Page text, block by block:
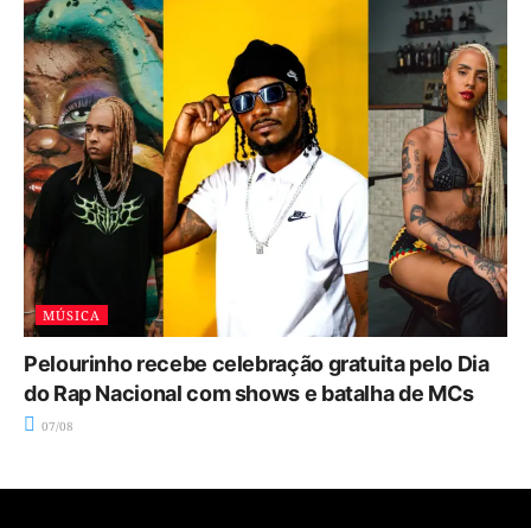
MÚSICA
Pelourinho recebe celebração gratuita pelo Dia
do Rap Nacional com shows e batalha de MCs
07/08